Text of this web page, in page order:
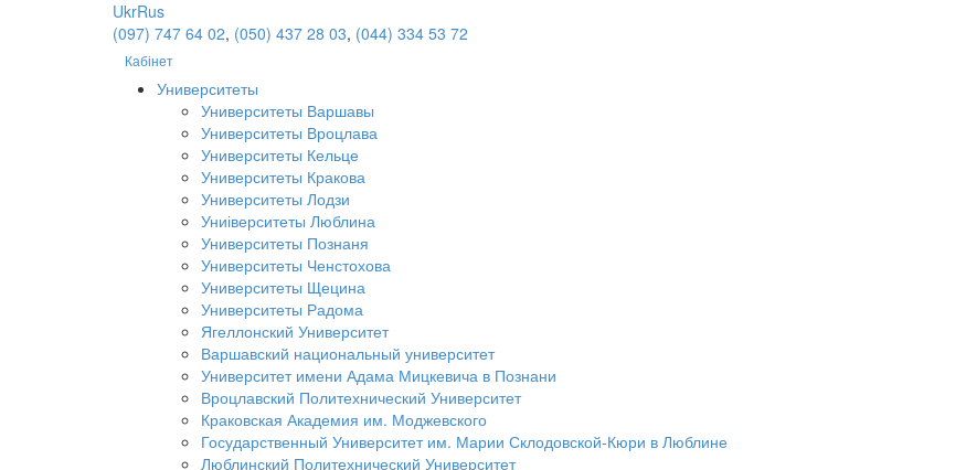
UkrRus
(097) 747 64 02, (050) 437 28 03, (044) 334 53 72
Кабінет
Университеты
Университеты Варшавы
Университеты Вроцлава
Университеты Кельце
Университеты Кракова
Университеты Лодзи
Униіверситеты Люблина
Университеты Познаня
Университеты Ченстохова
Университеты Щецина
Университеты Радома
Ягеллонский Университет
Варшавский национальный университет
Университет имени Адама Мицкевича в Познани
Вроцлавский Политехнический Университет
Краковская Академия им. Моджевского
Государственный Университет им. Марии Склодовской-Кюри в Люблине
Люблинский Политехнический Университет